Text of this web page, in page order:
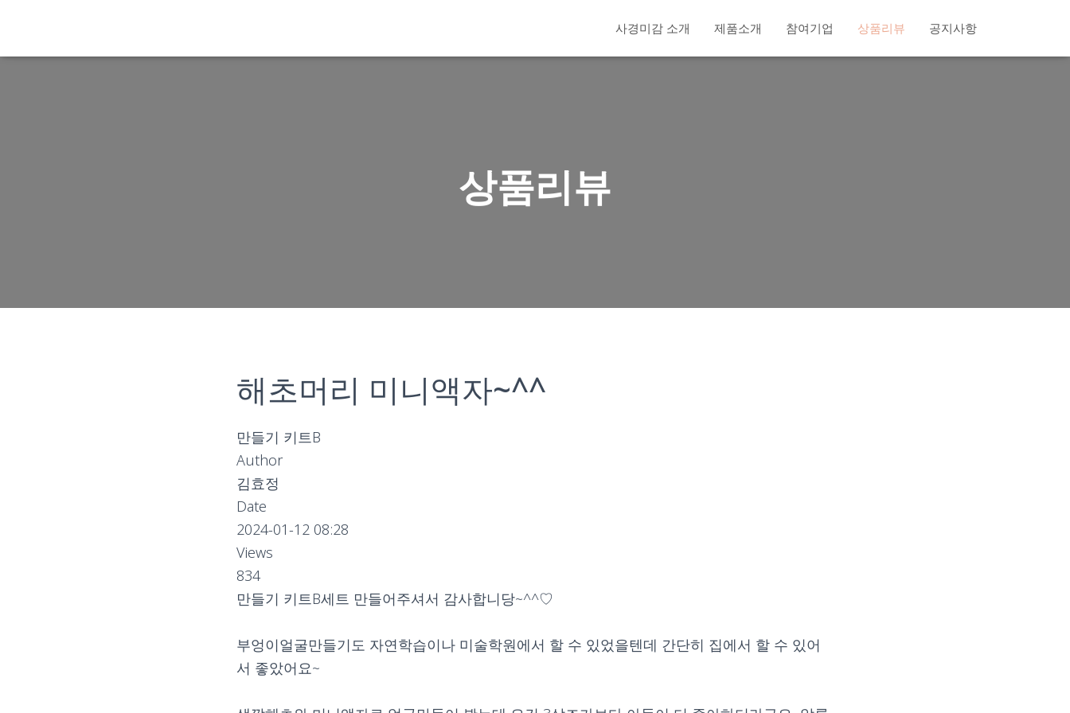
사경미감 소개 제품소개 참여기업 상품리뷰 공지사항
상품리뷰
해초머리 미니액자~^^
만들기 키트B
Author
김효정
Date
2024-01-12 08:28
Views
834
만들기 키트B세트 만들어주셔서 감사합니당~^^♡
부엉이얼굴만들기도 자연학습이나 미술학원에서 할 수 있었을텐데 간단히 집에서 할 수 있어
서 좋았어요~